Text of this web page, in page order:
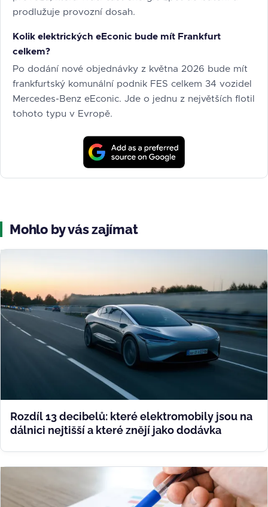
prodlužuje provozní dosah.
Kolik elektrických eEconic bude mít Frankfurt
celkem?
Po dodání nové objednávky z května 2026 bude mít
frankfurtský komunální podnik FES celkem 34 vozidel
Mercedes-Benz eEconic. Jde o jednu z největších flotil
tohoto typu v Evropě.
Mohlo by vás zajímat
Rozdíl 13 decibelů: které elektromobily jsou na
dálnici nejtišší a které znějí jako dodávka